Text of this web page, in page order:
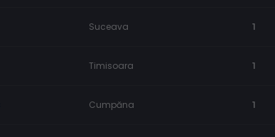
Suceava 1
Timisoara 1
Cumpăna 1